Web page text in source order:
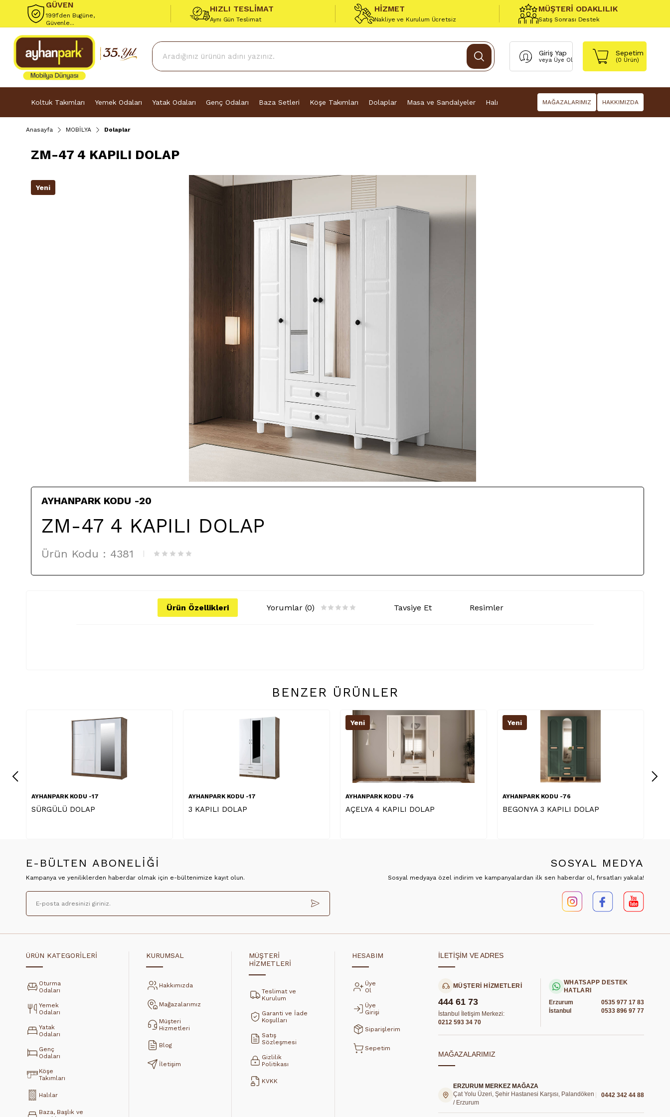
GÜVEN
1991’den Bugüne,
Güvenle...
HIZLI TESLİMAT
Aynı Gün Teslimat
HİZMET
Nakliye ve Kurulum Ücretsiz
MÜŞTERİ ODAKLILIK
Satış Sonrası Destek
Giriş Yap
veya Üye Ol
Sepetim
(0 Ürün)
Koltuk Takımları Yemek Odaları Yatak Odaları Genç Odaları Baza Setleri Köşe Takımları Dolaplar Masa ve Sandalyeler Halı MAĞAZALARIMIZ HAKKIMIZDA
Anasayfa MOBİLYA Dolaplar
ZM-47 4 KAPILI DOLAP
Yeni
AYHANPARK KODU -20
ZM-47 4 KAPILI DOLAP
Ürün Kodu : 4381
Ürün Özellikleri Yorumlar (0) Tavsiye Et Resimler
BENZER ÜRÜNLER
AYHANPARK KODU -17
3 KAPILI DOLAP
Yeni
AYHANPARK KODU -76
Yeni
AYHANPARK KODU -76
BEGONYA 3 KAPILI DOLAP
Yeni
AYHANPARK KODU -76
MANOLYA 3 KAPILI DOLAP
E-BÜLTEN ABONELİĞİ
Kampanya ve yeniliklerden haberdar olmak için e-bültenimize kayıt olun.
SOSYAL MEDYA
Sosyal medyaya özel indirim ve kampanyalardan ilk sen haberdar ol, fırsatları yakala!
ÜRÜN KATEGORİLERİ
Oturma
Odaları
Yemek
Odaları
Yatak
Odaları
Genç
Odaları
Köşe
Takımları
Halılar
Baza, Başlık ve
KURUMSAL
Hakkımızda
Mağazalarımız
Müşteri
Hizmetleri
Blog
İletişim
MÜŞTERİ
HİZMETLERİ
Teslimat ve
Kurulum
Garanti ve İade
Koşulları
Satış
Sözleşmesi
Gizlilik
Politikası
KVKK
HESABIM
Üye
Ol
Üye
Girişi
Siparişlerim
Sepetim
İLETİŞİM VE ADRES
MÜŞTERİ HİZMETLERİ
444 61 73
İstanbul İletişim Merkezi:
0212 593 34 70
WHATSAPP DESTEK
HATLARI
Erzurum
0535 977 17 83
İstanbul
0533 896 97 77
MAĞAZALARIMIZ
ERZURUM MERKEZ MAĞAZA
Çat Yolu Üzeri, Şehir Hastanesi Karşısı, Palandöken
/ Erzurum
0442 342 44 88